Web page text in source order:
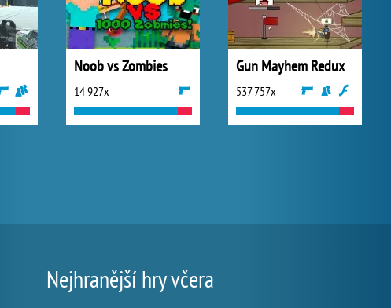
Noob vs Zombies
14 927x
Gun Mayhem Redux
537 757x
Nejhranější hry včera